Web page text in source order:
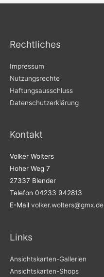
Rechtliches
Impressum
Nutzungsrechte
Haftungsausschluss
Datenschutzerklärung
Kontakt
Volker Wolters
Hoher Weg 7
27337 Blender
Telefon 04233 942813
E-Mail volker.wolters@gmx.de
Links
Ansichtskarten-Gallerien
Ansichtskarten-Shops